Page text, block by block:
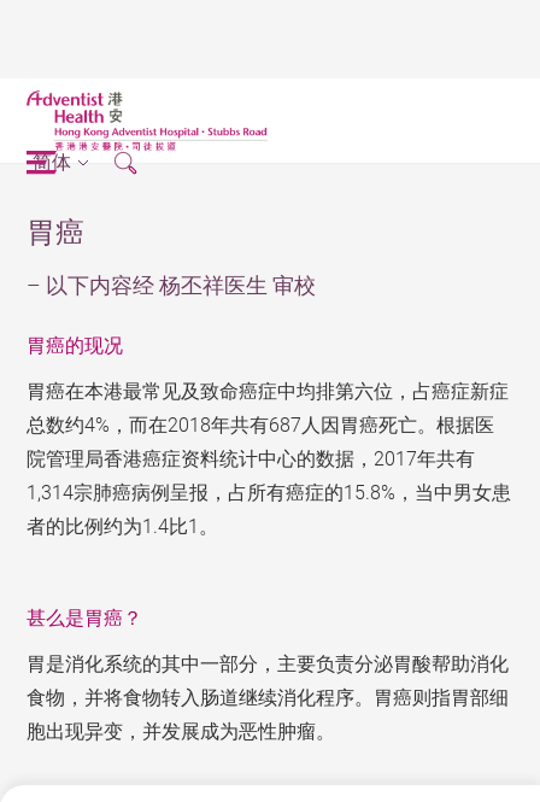
简体
胃癌
– 以下内容经 杨丕祥医生 审校
胃癌的现况
胃癌在本港最常见及致命癌症中均排第六位，占癌症新症
总数约4%，而在2018年共有687人因胃癌死亡。根据医
院管理局香港癌症资料统计中心的数据，2017年共有
1,314宗肺癌病例呈报，占所有癌症的15.8%，当中男女患
者的比例约为1.4比1。
甚么是胃癌？
胃是消化系统的其中一部分，主要负责分泌胃酸帮助消化
食物，并将食物转入肠道继续消化程序。胃癌则指胃部细
胞出现异变，并发展成为恶性肿瘤。